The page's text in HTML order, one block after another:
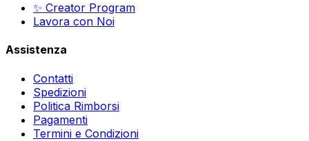
✨ Creator Program
Lavora con Noi
Assistenza
Contatti
Spedizioni
Politica Rimborsi
Pagamenti
Termini e Condizioni